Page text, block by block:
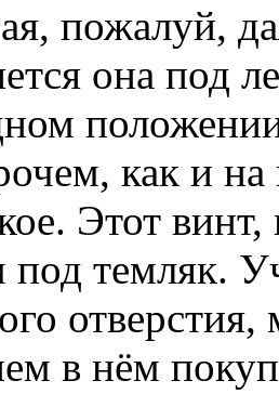
пожалуй,
она под
как и
Этот винт,
под темляк.
в нём